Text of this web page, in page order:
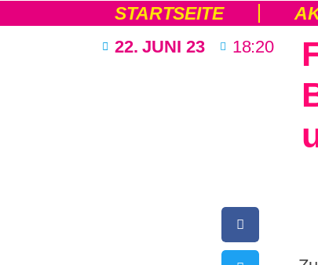
STARTSEITE
22. JUNI 23 18:20